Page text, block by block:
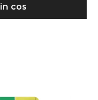
cos